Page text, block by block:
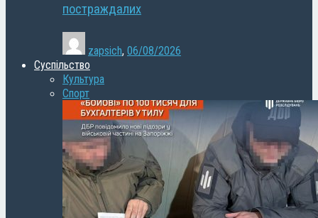
постраждалих
zapsich, 06/08/2026
Суспільство
Культура
Спорт